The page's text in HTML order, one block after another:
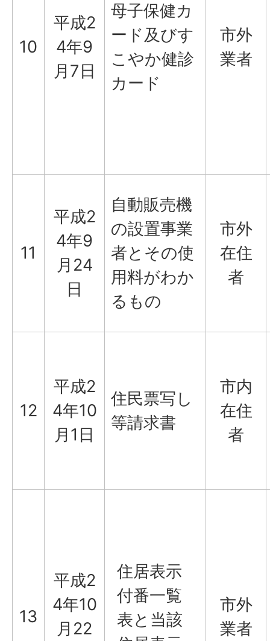
10
平成2
4年9
月7日
母子保健カ
ード及びす
こやか健診
カード
市外
業者
11
平成2
4年9
月24
日
自動販売機
の設置事業
者とその使
用料がわか
るもの
市外
在住
者
12
平成2
4年10
月1日
住民票写し
等請求書
市内
在住
者
13
平成2
4年10
月22
住居表示
付番一覧
表と当該
市外
業者